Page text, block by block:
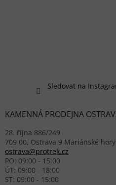
Sledovat na
KAMENNÁ PRODEJNA
28. října 886/249
709 00, Ostrava 9 Mariánské hory
ostrava@protrek.cz
PO: 09:00 - 15:00
ÚT: 09:00 - 18:00
ST: 09:00 - 15:00